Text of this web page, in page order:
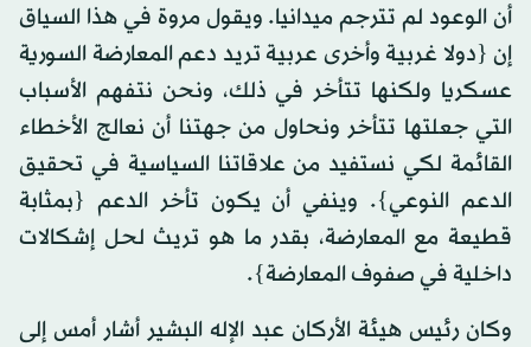
أن الوعود لم تترجم ميدانيا. ويقول مروة في هذا السياق
إن {دولا غربية وأخرى عربية تريد دعم المعارضة السورية
عسكريا ولكنها تتأخر في ذلك، ونحن نتفهم الأسباب
التي جعلتها تتأخر ونحاول من جهتنا أن نعالج الأخطاء
القائمة لكي نستفيد من علاقاتنا السياسية في تحقيق
الدعم النوعي}. وينفي أن يكون تأخر الدعم {بمثابة
قطيعة مع المعارضة، بقدر ما هو تريث لحل إشكالات
داخلية في صفوف المعارضة}.
وكان رئيس هيئة الأركان عبد الإله البشير أشار أمس إلى